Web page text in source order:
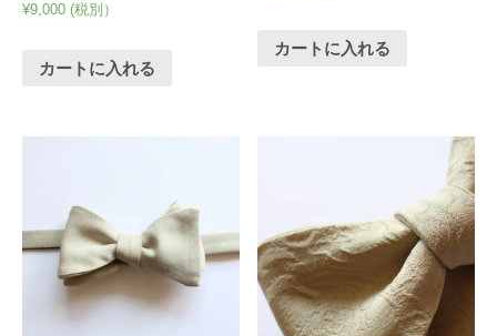
¥9,000 (税別）
カートに入れる
カートに入れる